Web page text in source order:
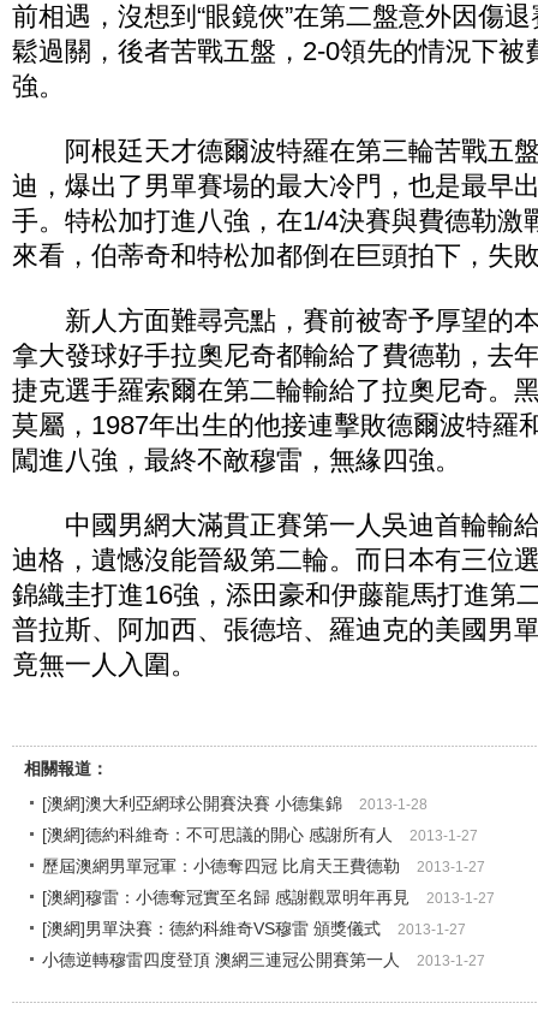
前相遇，沒想到“眼鏡俠”在第二盤意外因傷
鬆過關，後者苦戰五盤，2-0領先的情況下被
強。
阿根廷天才德爾波特羅在第三輪苦戰五
迪，爆出了男單賽場的最大冷門，也是最早
手。特松加打進八強，在1/4決賽與費德勒激
來看，伯蒂奇和特松加都倒在巨頭拍下，失
新人方面難尋亮點，賽前被寄予厚望的
拿大發球好手拉奧尼奇都輸給了費德勒，去
捷克選手羅索爾在第二輪輸給了拉奧尼奇。
莫屬，1987年出生的他接連擊敗德爾波特羅
闖進八強，最終不敵穆雷，無緣四強。
中國男網大滿貫正賽第一人吳迪首輪輸
迪格，遺憾沒能晉級第二輪。而日本有三位
錦織圭打進16強，添田豪和伊藤龍馬打進第
普拉斯、阿加西、張德培、羅迪克的美國男
竟無一人入圍。
相關報道：
[澳網]澳大利亞網球公開賽決賽 小德集錦
2013-1-28
[澳網]德約科維奇：不可思議的開心 感謝所有人 2013-1-27
歷屆澳網男單冠軍：小德奪四冠 比肩天王費德勒 2013-1-27
[澳網]穆雷：小德奪冠實至名歸 感謝觀眾明年再見 2013-1-27
[澳網]男單決賽：德約科維奇VS穆雷 頒獎儀式 2013-1-27
小德逆轉穆雷四度登頂 澳網三連冠公開賽第一人 2013-1-27